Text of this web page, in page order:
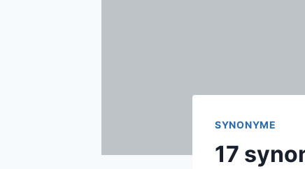
SYNONYME
17